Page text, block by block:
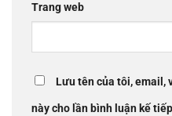
Trang web
Lưu tên của tôi, email,
này cho lần bình luận kế